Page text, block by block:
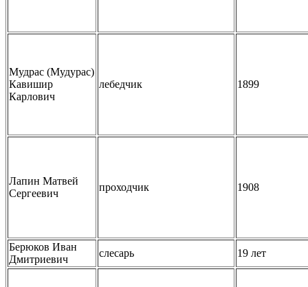
Мудрас (Мудурас)
Кавишир
Карлович
лебедчик 1899
Лапин Матвей
Сергеевич
проходчик 1908
Берюков Иван
Дмитриевич
слесарь 19 лет